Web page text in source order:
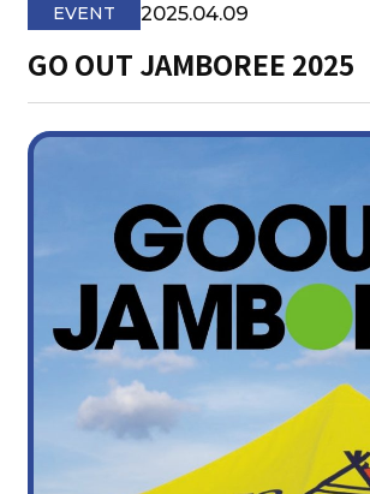
EVENT 2025.04.09
GO OUT JAMBOREE 2025